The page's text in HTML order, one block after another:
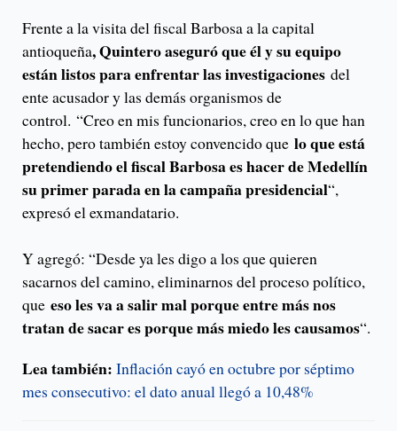
Frente a la visita del fiscal Barbosa a la capital
antioqueña, Quintero aseguró que él y su equipo
están listos para enfrentar las investigaciones del
ente acusador y las demás organismos de
control. “Creo en mis funcionarios, creo en lo que han
hecho, pero también estoy convencido que lo que está
pretendiendo el fiscal Barbosa es hacer de Medellín
su primer parada en la campaña presidencial“,
expresó el exmandatario.
Y agregó: “Desde ya les digo a los que quieren
sacarnos del camino, eliminarnos del proceso político,
que eso les va a salir mal porque entre más nos
tratan de sacar es porque más miedo les causamos“.
Lea también: Inflación cayó en octubre por séptimo
mes consecutivo: el dato anual llegó a 10,48%